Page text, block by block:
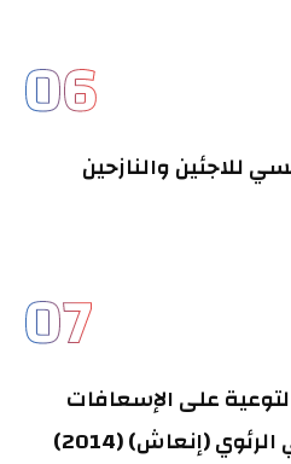
06
للاجئين والنازحين
07
على الإسعافات
(إنعاش) (2014)